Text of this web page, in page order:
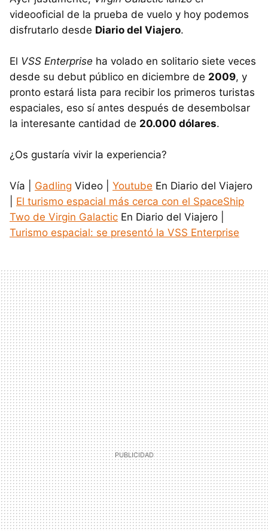
videooficial de la prueba de vuelo y hoy podemos
disfrutarlo desde Diario del Viajero.
El VSS Enterprise ha volado en solitario siete veces
desde su debut público en diciembre de 2009, y
pronto estará lista para recibir los primeros turistas
espaciales, eso sí antes después de desembolsar
la interesante cantidad de 20.000 dólares.
¿Os gustaría vivir la experiencia?
Vía | Gadling Video | Youtube En Diario del Viajero
El turismo espacial más cerca con el SpaceShip
Two de Virgin Galactic En Diario del Viajero |
Turismo espacial: se presentó la VSS Enterprise